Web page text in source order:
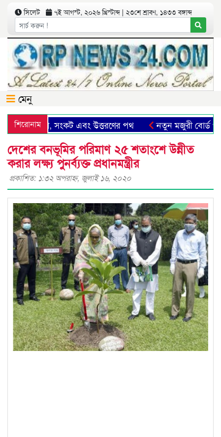
সিলেট ৭ই আগস্ট, ২০২৬ খ্রিস্টাব্দ | ২৩শে শ্রাবণ, ১৪৩৩ বঙ্গাব্দ
মেনু
শিরোনাম
সম্ভাবনা, সংকট এবং উত্তরণের পথ নতুন মজুরী বোর্ড
দেশের বনভূমির পরিমাণ ২৫ শতাংশে উন্নীত
করার লক্ষ্য পুনর্ব্যক্ত প্রধানমন্ত্রীর
প্রকাশিত: ১:৩২ অপরাহ্ণ, জুলাই ১৬, ২০২০